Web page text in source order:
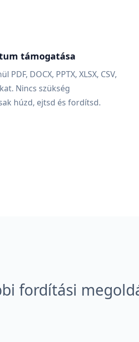
támogatása
PDF, DOCX, PPTX, XLSX, CSV,
Nincs szükség
húzd, ejtsd és fordítsd.
fordítási